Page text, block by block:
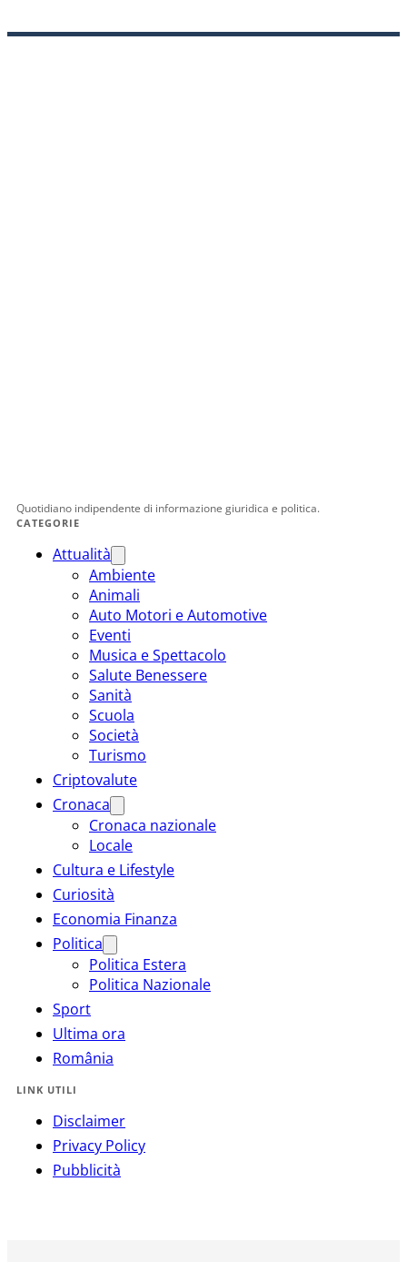
Quotidiano indipendente di informazione giuridica e politica.
CATEGORIE
Attualità
Ambiente
Animali
Auto Motori e Automotive
Eventi
Musica e Spettacolo
Salute Benessere
Sanità
Scuola
Società
Turismo
Criptovalute
Cronaca
Cronaca nazionale
Locale
Cultura e Lifestyle
Curiosità
Economia Finanza
Politica
Politica Estera
Politica Nazionale
Sport
Ultima ora
România
LINK UTILI
Disclaimer
Privacy Policy
Pubblicità